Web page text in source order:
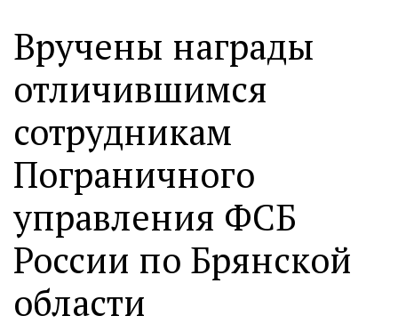
Вручены награды
отличившимся
сотрудникам
Пограничного
управления ФСБ
России по Брянской
области